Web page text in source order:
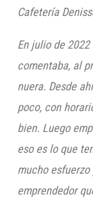
Cafetería
En julio de
comentaba, al
nuera. Desde
poco, con
bien. Luego
eso es lo que
mucho
emprendedor